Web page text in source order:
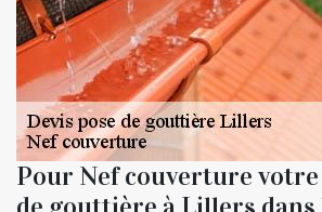
Pour Nef couverture votre